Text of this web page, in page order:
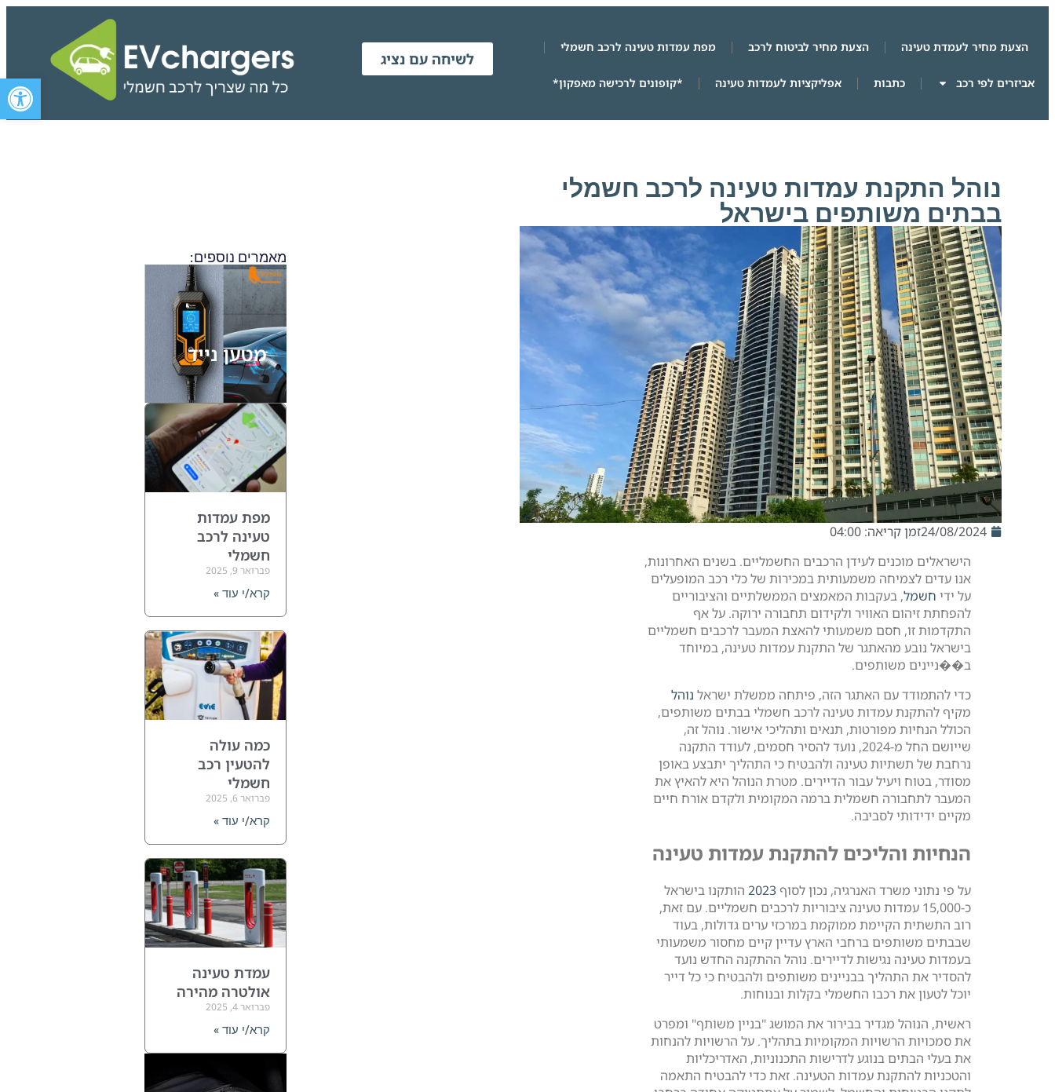
פתח
הצעת מחיר לעמדת טעינה הצעת מחיר לביטוח לרכב מפת עמדות טעינה לרכב חשמלי
אביזרים לפי רכב כתבות אפליקציות לעמדות טעינה *קופונים לרכישה מאפקון*
לשיחה עם נציג
נוהל התקנת עמדות טעינה לרכב חשמלי
בבתים משותפים בישראל
24/08/2024זמן קריאה: 04:00
הישראלים מוכנים לעידן הרכבים החשמליים. בשנים האחרונות,
אנו עדים לצמיחה משמעותית במכירות של כלי רכב המופעלים
על ידי חשמל, בעקבות המאמצים הממשלתיים והציבוריים
להפחתת זיהום האוויר ולקידום תחבורה ירוקה. על אף
התקדמות זו, חסם משמעותי להאצת המעבר לרכבים חשמליים
בישראל נובע מהאתגר של התקנת עמדות טעינה, במיוחד
ב��ניינים משותפים.
כדי להתמודד עם האתגר הזה, פיתחה ממשלת ישראל נוהל
מקיף להתקנת עמדות טעינה לרכב חשמלי בבתים משותפים,
הכולל הנחיות מפורטות, תנאים ותהליכי אישור. נוהל זה,
שייושם החל מ-2024, נועד להסיר חסמים, לעודד התקנה
נרחבת של תשתיות טעינה ולהבטיח כי התהליך יתבצע באופן
מסודר, בטוח ויעיל עבור הדיירים. מטרת הנוהל היא להאיץ את
המעבר לתחבורה חשמלית ברמה המקומית ולקדם אורח חיים
מקיים ידידותי לסביבה.
הנחיות והליכים להתקנת עמדות טעינה
על פי נתוני משרד האנרגיה, נכון לסוף2023 הותקנו בישראל
כ-15,000 עמדות טעינה ציבוריות לרכבים חשמליים. עם זאת,
רוב התשתית הקיימת ממוקמת במרכזי ערים גדולות, בעוד
שבבתים משותפים ברחבי הארץ עדיין קיים מחסור משמעותי
בעמדות טעינה נגישות לדיירים. נוהל ההתקנה החדש נועד
להסדיר את התהליך בבניינים משותפים ולהבטיח כי כל דייר
יוכל לטעון את רכבו החשמלי בקלות ובנוחות.
ראשית, הנוהל מגדיר בבירור את המושג "בניין משותף" ומפרט
את סמכויות הרשויות המקומיות בתהליך. על הרשויות להנחות
את בעלי הבתים בנוגע לדרישות התכנוניות, האדריכליות
והטכניות להתקנת עמדות הטעינה. זאת כדי להבטיח התאמה
מאמרים נוספים:
פרסומת
מטען נייד
מפת עמדות
טעינה לרכב
חשמלי
פברואר 9, 2025
קרא/י עוד »
כמה עולה
להטעין רכב
חשמלי
פברואר 6, 2025
קרא/י עוד »
עמדת טעינה
אולטרה מהירה
פברואר 4, 2025
קרא/י עוד »